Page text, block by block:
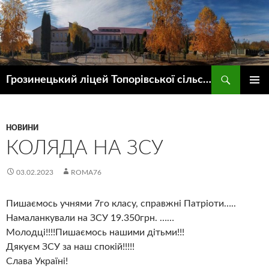
Грозинецький ліцей Топорівської сільської ради
НОВИНИ
КОЛЯДА НА ЗСУ
03.02.2023 ROMA76
Пишаємось учнями 7го класу, справжні Патріоти…..
Намаланкували на ЗСУ 19.350грн. ……
Молодці!!!!Пишаємось нашими дітьми!!!
Дякуєм ЗСУ за наш спокій!!!!!
Слава Україні!